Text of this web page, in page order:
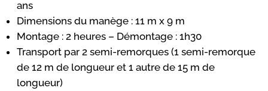
ans
Dimensions du manège : 11 m x 9 m
Montage : 2 heures – Démontage : 1h30
Transport par 2 semi-remorques (1 semi-remorque
de 12 m de longueur et 1 autre de 15 m de
longueur)